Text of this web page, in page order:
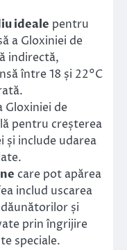
ideale pentru
a Gloxiniei de
indirectă,
între 18 și 22°C
Gloxiniei de
pentru creșterea
și include udarea
care pot apărea
includ uscarea
și
prin îngrijire
speciale.